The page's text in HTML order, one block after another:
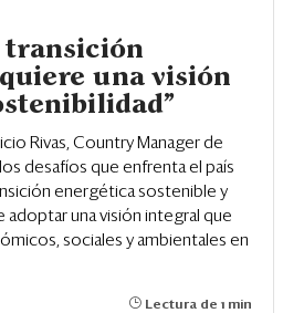
transición
una visión
Rivas, Country Manager de
desafíos que enfrenta el país
energética sostenible y
adoptar una visión integral que
sociales y ambientales en
Lectura de 1 min